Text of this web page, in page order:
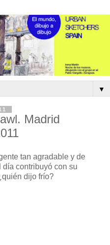
▼
Madrid
tan agradable y de
día contribuyó con su
dijo frío?